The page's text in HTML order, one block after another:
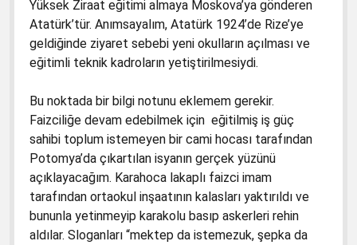
Yüksek Ziraat eğitimi almaya Moskova’ya gönderen
Atatürk’tür. Anımsayalım, Atatürk 1924’de Rize’ye
geldiğinde ziyaret sebebi yeni okulların açılması ve
eğitimli teknik kadroların yetiştirilmesiydi.
Bu noktada bir bilgi notunu eklemem gerekir.
Faizciliğe devam edebilmek için eğitilmiş iş güç
sahibi toplum istemeyen bir cami hocası tarafından
Potomya’da çıkartılan isyanın gerçek yüzünü
açıklayacağım. Karahoca lakaplı faizci imam
tarafından ortaokul inşaatının kalasları yaktırıldı ve
bununla yetinmeyip karakolu basıp askerleri rehin
aldılar. Sloganları “mektep da istemezuk, şepka da